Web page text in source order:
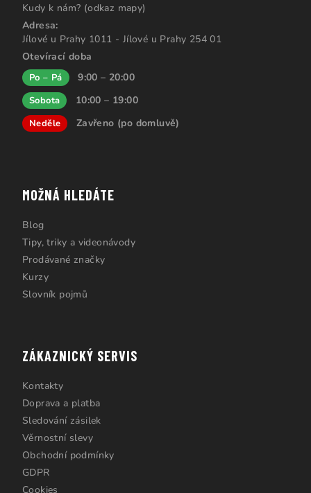
Kudy k nám? (odkaz mapy)
Adresa:
Jílové u Prahy 1011 - Jílové u Prahy 254 01
Otevírací doba
Po – Pá 9:00 – 20:00
Sobota 10:00 – 19:00
Neděle Zavřeno (po domluvě)
MOŽNÁ HLEDÁTE
Blog
Tipy, triky a videonávody
Prodávané značky
Kurzy
Slovník pojmů
ZÁKAZNICKÝ SERVIS
Kontakty
Doprava a platba
Sledování zásilek
Věrnostní slevy
Obchodní podmínky
GDPR
Cookies